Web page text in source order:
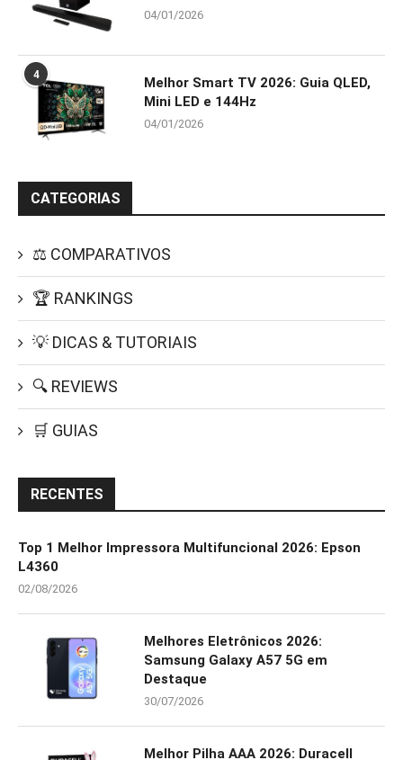
04/01/2026
4
Melhor Smart TV 2026: Guia QLED,
Mini LED e 144Hz
04/01/2026
CATEGORIAS
⚖️ COMPARATIVOS
🏆 RANKINGS
💡 DICAS & TUTORIAIS
🔍 REVIEWS
🛒 GUIAS
RECENTES
Top 1 Melhor Impressora Multifuncional 2026: Epson
L4360
02/08/2026
Melhores Eletrônicos 2026:
Samsung Galaxy A57 5G em
Destaque
30/07/2026
Melhor Pilha AAA 2026: Duracell